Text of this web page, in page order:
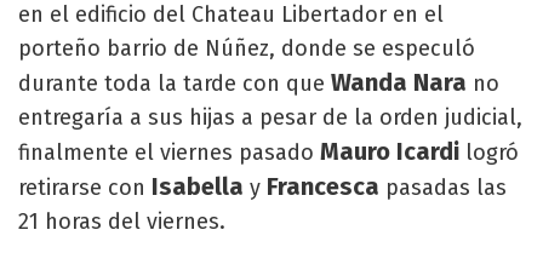
en el edificio del Chateau Libertador en el
porteño barrio de Núñez, donde se especuló
durante toda la tarde con que Wanda Nara no
entregaría a sus hijas a pesar de la orden judicial,
finalmente el viernes pasado Mauro Icardi logró
retirarse con Isabella y Francesca pasadas las
21 horas del viernes.